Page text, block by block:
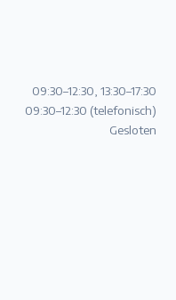
09:30–12:30, 13:30–17:30
09:30–12:30 (telefonisch)
Gesloten